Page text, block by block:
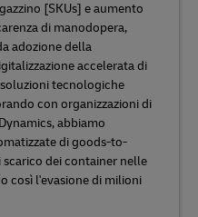
[SKUs] e aumento
di manodopera,
adozione della
accelerata di
tecnologiche
con organizzazioni di
abbiamo
di goods-to-
scarico dei container nelle
così l'evasione di milioni